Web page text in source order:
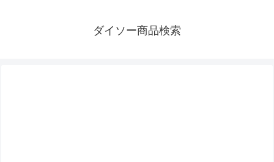
ダイソー商品検索